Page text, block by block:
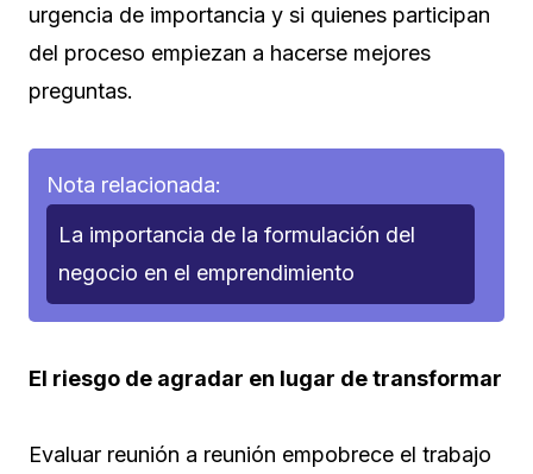
urgencia de importancia y si quienes participan
del proceso empiezan a hacerse mejores
preguntas.
Nota relacionada:
La importancia de la formulación del
negocio en el emprendimiento
El riesgo de agradar en lugar de transformar
Evaluar reunión a reunión empobrece el trabajo